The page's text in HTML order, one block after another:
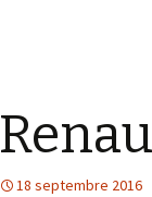
18 septembre 2016